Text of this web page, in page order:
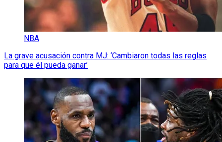
NBA
La grave acusación contra MJ: ‘Cambiaron todas las reglas
para que él pueda ganar’